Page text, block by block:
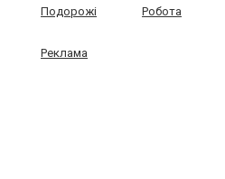
Подорожі Робота
Реклама